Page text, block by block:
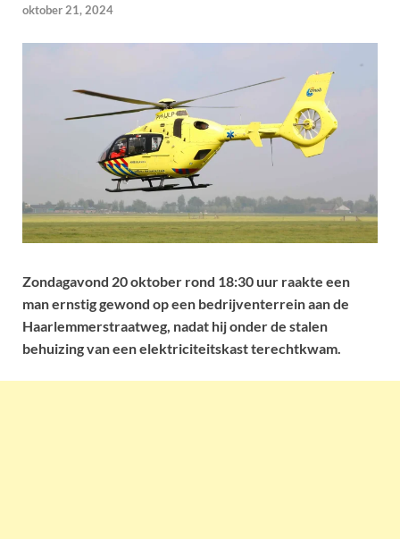
oktober 21, 2024
Zondagavond 20 oktober rond 18:30 uur raakte een
man ernstig gewond op een bedrijventerrein aan de
Haarlemmerstraatweg, nadat hij onder de stalen
behuizing van een elektriciteitskast terechtkwam.